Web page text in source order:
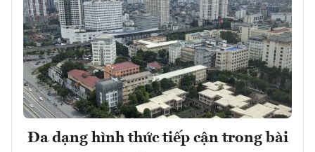
Đa dạng hình thức tiếp cận trong bài